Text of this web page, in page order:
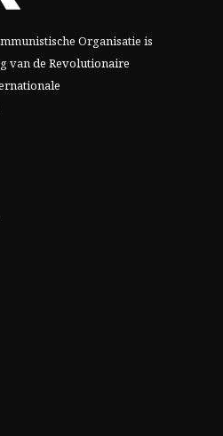
Organisatie is
vande Revolutionaire